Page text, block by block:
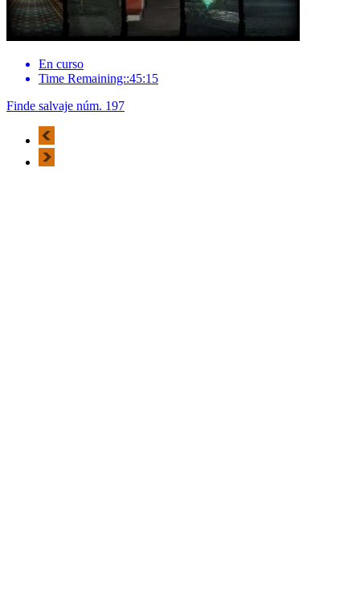
En curso
Time Remaining::45:15
Finde salvaje núm. 197